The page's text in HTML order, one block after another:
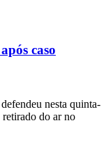
caso
nesta quinta-
do ar no